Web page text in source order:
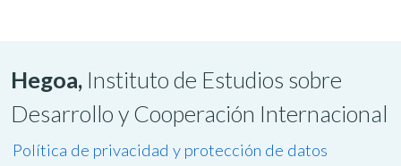
Hegoa, Instituto de Estudios sobre
Desarrollo y Cooperación Internacional
Política de privacidad y protección de datos